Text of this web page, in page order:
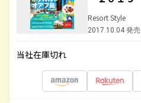
Resort Style
2017.10.04 発売
当社在庫切れ